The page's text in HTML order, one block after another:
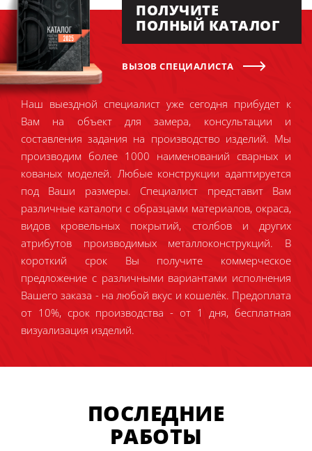
ПОЛУЧИТЕ
ПОЛНЫЙ КАТАЛОГ
ВЫЗОВ СПЕЦИАЛИСТА
Наш выездной специалист уже сегодня прибудет к
Вам на объект для замера, консультации и
составления задания на производство изделий. Мы
производим более 1000 наименований сварных и
кованых моделей. Любые конструкции адаптируется
под Ваши размеры. Специалист представит Вам
различные каталоги с образцами материалов, окраса,
видов кровельных покрытий, столбов и других
атрибутов производимых металлоконструкций. В
короткий срок Вы получите коммерческое
предложение с различными вариантами исполнения
Вашего заказа - на любой вкус и кошелёк. Предоплата
от 10%, срок производства - от 1 дня, бесплатная
визуализация изделий.
ПОСЛЕДНИЕ
РАБОТЫ